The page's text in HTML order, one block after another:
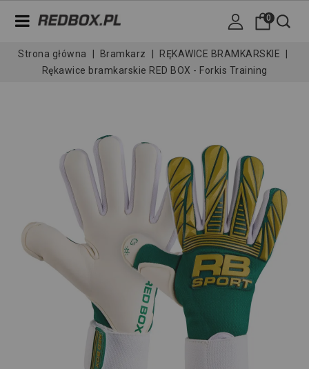
0
Strona główna Bramkarz
RĘKAWICE BRAMKARSKIE
Rękawice bramkarskie RED BOX - Forkis Training